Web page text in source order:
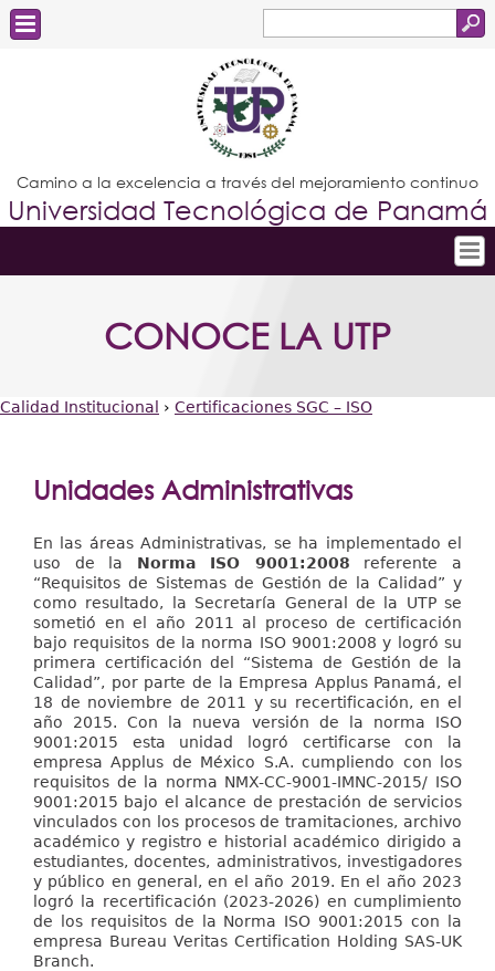
de
búsqueda
Estudiantes
Docentes
Administrativos
Graduados
Camino a la excelencia a través del mejoramiento continuo
Universidad Tecnológica de Panamá
Conoce la UTP
Investigación
Extensión
Facultades
Centros Regionales
Servicios
Internacional
Transparencia
CONOCE LA UTP
está
Calidad Institucional › Certificaciones SGC – ISO
Unidades Administrativas
En las áreas Administrativas, se ha implementado el
uso de la Norma ISO 9001:2008 referente a
“Requisitos de Sistemas de Gestión de la Calidad” y
como resultado, l a Secretaría General de la UTP se
sometió en el año 2011 al proceso de certificación
bajo requisitos de la norma ISO 9001:2008 y logró su
primera certificación del “Sistema de Gestión de la
Calidad”, por parte de la Empresa Applus Panamá, el
18 de noviembre de 2011 y su recertificación, en el
año 2015. Con la nueva versión de la norma ISO
9001:2015 esta unidad logró certificarse con la
empresa Applus de México S.A. cumpliendo con los
requisitos de la norma NMX-CC-9001-IMNC-2015/ ISO
9001:2015 bajo el alcance de prestación de servicios
vinculados con los procesos de tramitaciones, archivo
académico y registro e historial académico dirigido a
estudiantes, docentes, administrativos, investigadores
y público en general , en el año 2019. En el año 2023
logró la recertificación (2023-2026) en cumplimiento
de los requisitos de la Norma ISO 9001:2015 con la
empresa Bureau Veritas Certification Holding SAS-UK
Branch.